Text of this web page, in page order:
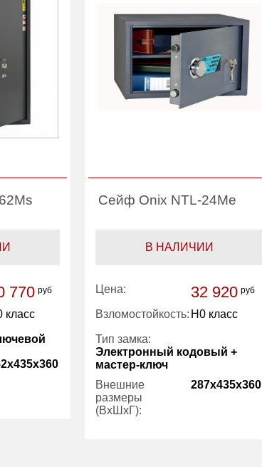
770 руб
класс
Сейф Onix NTL-24Me
В НАЛИЧИИ
Цена: 32 920 руб
Взломостойкость: H0 класс
Тип замка:
Электронный кодовый +
мастер-ключ
Внешние
размеры
(ВхШхГ):
287x435x360